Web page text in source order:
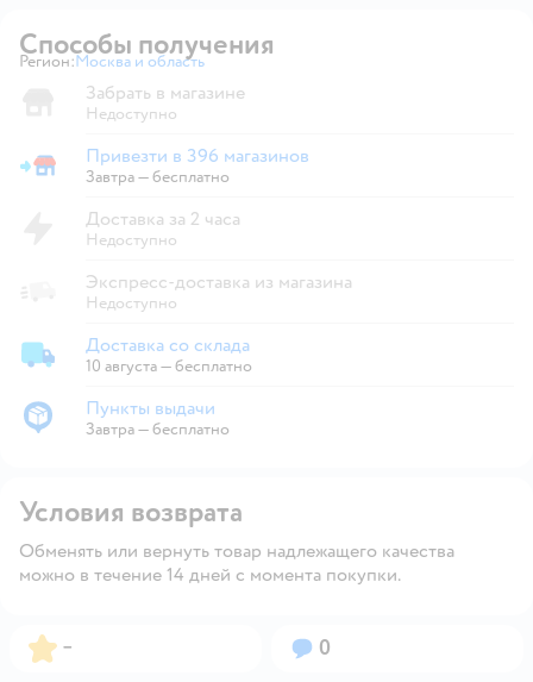
Способы получения
Регион: Выбор адреса доставки.
Москва и область
Забрать в магазине
Недоступно
Привезти в магазин
Привезти в 396 магазинов
Завтра—бесплатно
Доставка за 2 часа
Недоступно
Экспресс-доставка из магазина
Недоступно
Доставка со склада
Доставка со склада
10 августа—бесплатно
Пункты выдачи
Пункты выдачи
Завтра—бесплатно
Условия возврата
Обменять или вернуть товар надлежащего качества
можно в течение 14 дней с момента покупки.
Рейтинг:
– Вопросов:
0